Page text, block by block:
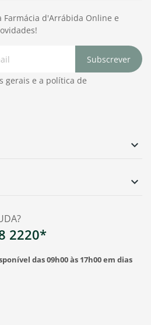
2220*
das 09h00 às 17h00 em dias


Farmácia d'Arrábida Online e
Subscrever
gerais e a política de